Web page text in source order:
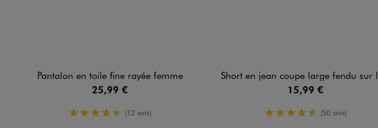
Pantalon en toile fine rayée femme
25,99 €
4.5/5 de moyenne
(12 avis)
Short en jean coupe large fendu sur les côtés femme
15,99 €
4.5/5 de moyenne
(50 avis)